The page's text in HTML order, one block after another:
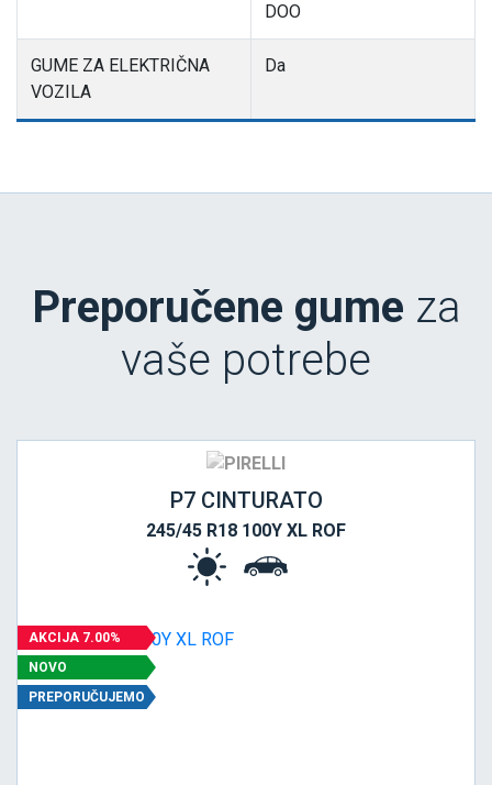
DOO
GUME ZA ELEKTRIČNA
VOZILA
Da
Preporučene gume za
vaše potrebe
P7 CINTURATO
245/45 R18 100Y XL ROF
AKCIJA 7.00%
NOVO
PREPORUČUJEMO